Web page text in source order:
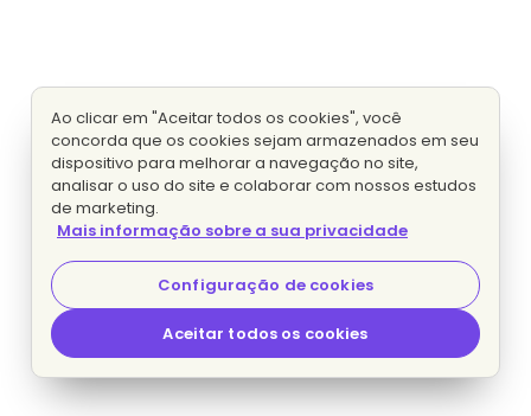
Ao clicar em "Aceitar todos os cookies", você
concorda que os cookies sejam armazenados em seu
dispositivo para melhorar a navegação no site,
analisar o uso do site e colaborar com nossos estudos
de marketing.
Mais informação sobre a sua privacidade
Configuração de cookies
Aceitar todos os cookies